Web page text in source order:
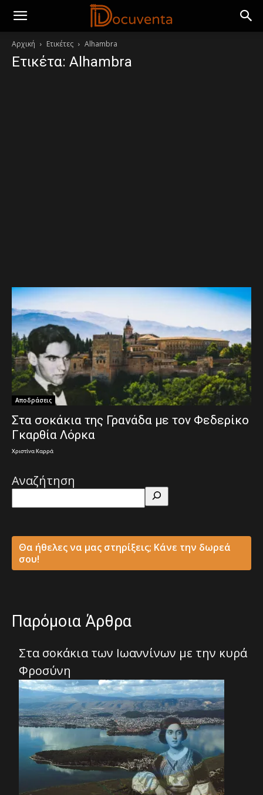
Αρχική Ετικέτες Alhambra
Ετικέτα: Alhambra
Αποδράσεις
Στα σοκάκια της Γρανάδα με τον Φεδερίκο
Γκαρθία Λόρκα
Χριστίνα Καρρά
Αναζήτηση
Θα ήθελες να μας στηρίξεις; Κάνε την δωρεά
σου!
Παρόμοια Άρθρα
Στα σοκάκια των Ιωαννίνων με την κυρά
Φροσύνη